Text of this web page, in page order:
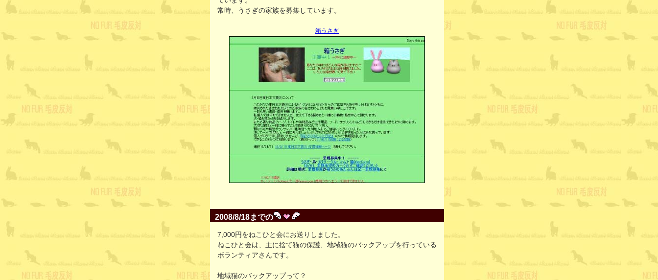
常時、うさぎの家族を募集しています。
箱うさぎ
2008/8/18までの
7,000円をねこひと会にお送りしました。
ねこひと会は、主に捨て猫の保護、地域猫のバックアップを行っている
ボランティアさんです。
地域猫のバックアップって？